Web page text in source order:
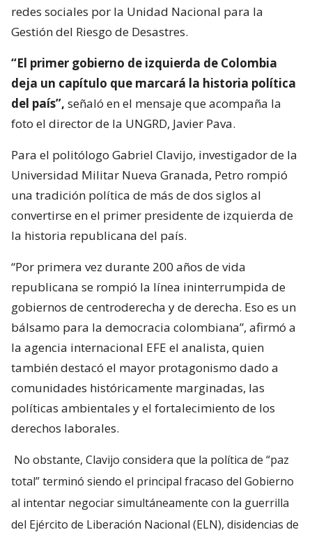
redes sociales por la Unidad Nacional para la
Gestión del Riesgo de Desastres.
“El primer gobierno de izquierda de Colombia
deja un capítulo que marcará la historia política
del país”, señaló en el mensaje que acompaña la
foto el director de la UNGRD, Javier Pava.
Para el politólogo Gabriel Clavijo, investigador de la
Universidad Militar Nueva Granada, Petro rompió
una tradición política de más de dos siglos al
convertirse en el primer presidente de izquierda de
la historia republicana del país.
“Por primera vez durante 200 años de vida
republicana se rompió la línea ininterrumpida de
gobiernos de centroderecha y de derecha. Eso es un
bálsamo para la democracia colombiana”, afirmó a
la agencia internacional EFE el analista, quien
también destacó el mayor protagonismo dado a
comunidades históricamente marginadas, las
políticas ambientales y el fortalecimiento de los
derechos laborales.
No obstante, Clavijo considera que la política de “paz
total” terminó siendo el principal fracaso del Gobierno
al intentar negociar simultáneamente con la guerrilla
del Ejército de Liberación Nacional (ELN), disidencias de